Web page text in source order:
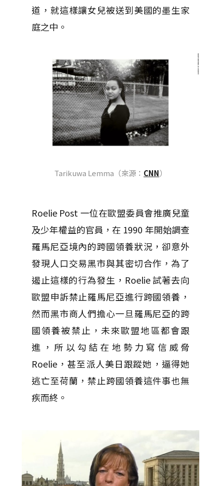
道，就這樣讓女兒被送到美國的墨生家
庭之中。
Tarikuwa Lemma（來源： CNN）
Roelie Post 一位在歐盟委員會推廣兒童
及少年權益的官員，在 1990 年開始調查
羅馬尼亞境內的跨國領養狀況，卻意外
發現人口交易黑市與其密切合作，為了
遏止這樣的行為發生，Roelie 試著去向
歐盟申訴禁止羅馬尼亞進行跨國領養，
然而黑市商人們擔心一旦羅馬尼亞的跨
國領養被禁止，未來歐盟地區都會跟
進，所以勾結在地勢力寫信威脅
Roelie，甚至派人美日跟蹤她，逼得她
逃亡至荷蘭，禁止跨國領養這件事也無
疾而終。